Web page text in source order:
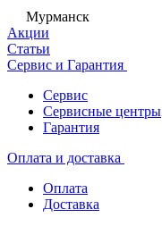
Мурманск
Акции
Статьи
Сервис и Гарантия
Сервис
Сервисные центры
Гарантия
Оплата и доставка
Оплата
Доставка